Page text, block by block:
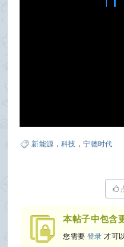
新能源 ，科技 ，宁德时代
本帖子中包含
您需要登录 才可